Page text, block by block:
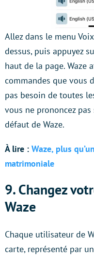
Allez dans le menu
dessus, puis appuyez
haut de la page. Waze
commandes que vous
pas besoin de toutes
vous ne prononcez
défaut de Waze.
À lire : Waze, plus
matrimoniale
9. Changez
Waze
Chaque utilisateur de
carte, représenté par